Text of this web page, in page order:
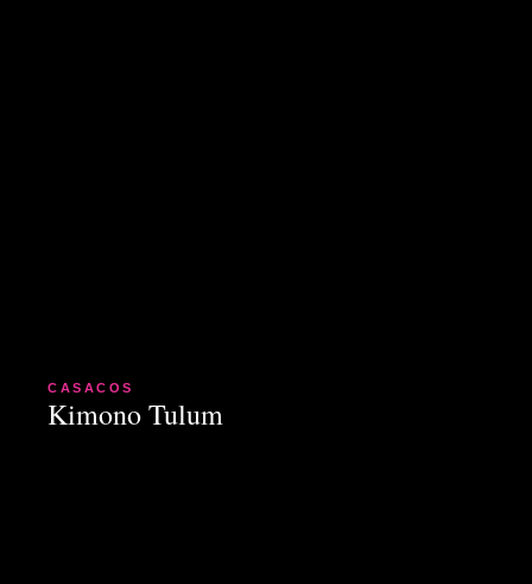
CASACOS
Kimono Tulum